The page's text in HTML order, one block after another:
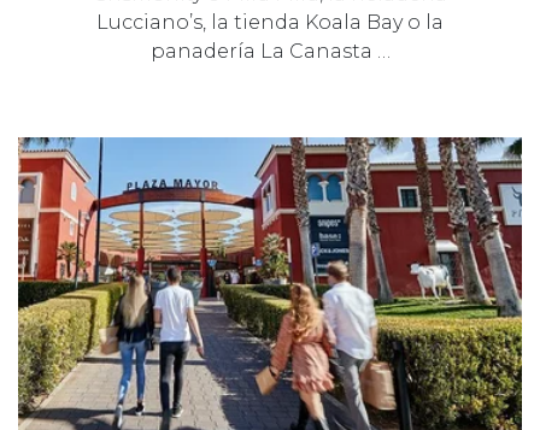
Lucciano’s, la tienda Koala Bay o la
panadería La Canasta …